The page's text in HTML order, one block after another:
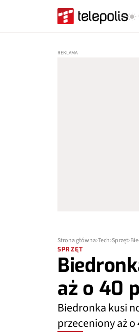
Strona główna Tech Sprzęt
SPRZĘT
aż o 40
Biedronka kusi
przeceniony aż o